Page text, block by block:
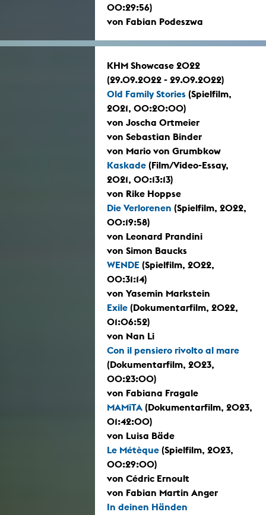
00:29:56)
von Fabian Podeszwa
KHM Showcase 2022
(29.09.2022 - 29.09.2022)
Old Family Stories (Spielfilm,
2021, 00:20:00)
von Joscha Ortmeier
von Sebastian Binder
von Mario von Grumbkow
Kaskade (Film/Video-Essay,
2021, 00:13:13)
von Rike Hoppse
Die Verlorenen (Spielfilm, 2022,
00:19:58)
von Leonard Prandini
von Simon Baucks
WENDE (Spielfilm, 2022,
00:31:14)
von Yasemin Markstein
Exile (Dokumentarfilm, 2022,
01:06:52)
von Nan Li
Con il pensiero rivolto al mare
(Dokumentarfilm, 2023,
00:23:00)
von Fabiana Fragale
MAMiTA (Dokumentarfilm, 2023,
01:42:00)
von Luisa Bäde
Le Métèque (Spielfilm, 2023,
00:29:00)
von Cédric Ernoult
von Fabian Martin Anger
In deinen Händen